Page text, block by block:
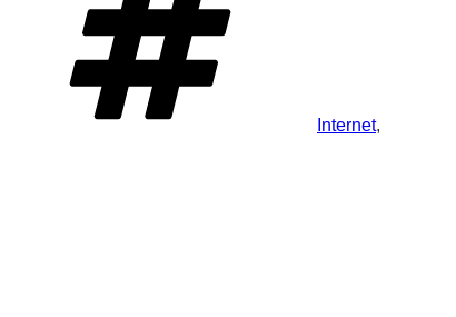
Internet,